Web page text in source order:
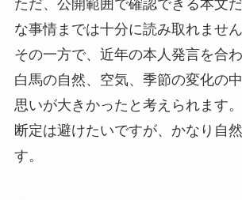
ただ、公開範囲で確認できる本文
な事情までは十分に読み取れません
その一方で、近年の本人発言を合わ
白馬の自然、空気、季節の変化の
思いが大きかったと考えられます。
断定は避けたいですが、かなり自
す。